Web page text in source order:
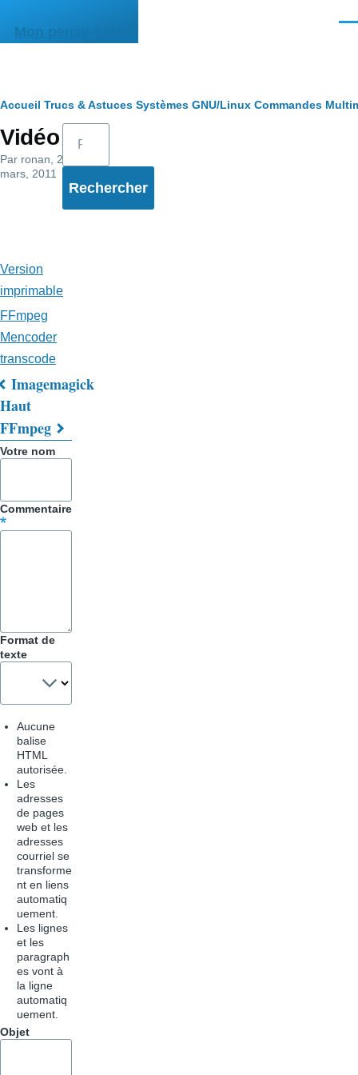
Mon pense-bête
Fil
d'Ariane
Accueil Trucs & Astuces Systèmes GNU/Linux Commandes
Vidéo
Par ronan , 28
mars, 2011
Version
imprimable
FFmpeg
Mencoder
transcode
Liens
transversaux
de
pour
Imagemagick
Haut
FFmpeg
Votre nom
Commentaire
Format de
texte
Aucune
balise
HTML
autorisée.
Les
adresses
de pages
web et les
adresses
courriel se
transforme
nt en liens
automatiq
uement.
Les lignes
et les
paragraph
es vont à
la ligne
automatiq
uement.
Objet